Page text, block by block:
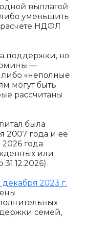
выплатой
уменьшить
расчете НДФЛ
поддержки, но
—
«неполные
могут быть
рассчитаны
была
2007 года и ее
года
или
2023 г.
семей,